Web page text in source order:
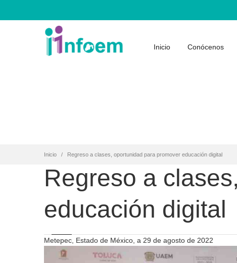
Inicio Conócenos
Inicio Regreso a clases, oportunidad para promover educación digital
Regreso a
educación digital
Metepec, Estado de México, a 29 de agosto de 2022